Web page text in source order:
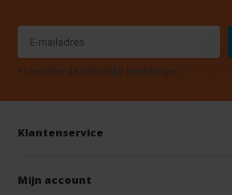
* Lees hier de wettelijke beperkingen
Klantenservice
Mijn account